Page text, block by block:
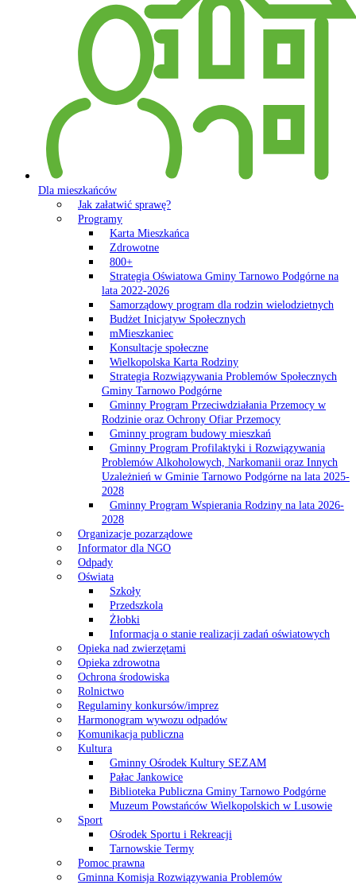
Dla mieszkańców
Jak załatwić sprawę?
Programy
Karta Mieszkańca
Zdrowotne
800+
Strategia Oświatowa Gminy Tarnowo Podgórne na
lata 2022-2026
Samorządowy program dla rodzin wielodzietnych
Budżet Inicjatyw Społecznych
mMieszkaniec
Konsultacje społeczne
Wielkopolska Karta Rodziny
Strategia Rozwiązywania Problemów Społecznych
Gminy Tarnowo Podgórne
Gminny Program Przeciwdziałania Przemocy w
Rodzinie oraz Ochrony Ofiar Przemocy
Gminny program budowy mieszkań
Gminny Program Profilaktyki i Rozwiązywania
Problemów Alkoholowych, Narkomanii oraz Innych
Uzależnień w Gminie Tarnowo Podgórne na lata 2025-
2028
Gminny Program Wspierania Rodziny na lata 2026-
2028
Organizacje pozarządowe
Informator dla NGO
Odpady
Oświata
Szkoły
Przedszkola
Żłobki
Informacja o stanie realizacji zadań oświatowych
Opieka nad zwierzętami
Opieka zdrowotna
Ochrona środowiska
Rolnictwo
Regulaminy konkursów/imprez
Harmonogram wywozu odpadów
Komunikacja publiczna
Kultura
Gminny Ośrodek Kultury SEZAM
Pałac Jankowice
Biblioteka Publiczna Gminy Tarnowo Podgórne
Muzeum Powstańców Wielkopolskich w Lusowie
Sport
Ośrodek Sportu i Rekreacji
Tarnowskie Termy
Pomoc prawna
Gminna Komisja Rozwiązywania Problemów